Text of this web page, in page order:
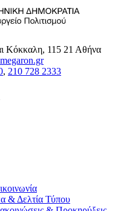
Κόκκαλη, 115 21 Αθήνα
, 210 728 2333
& Δελτία Τύπου